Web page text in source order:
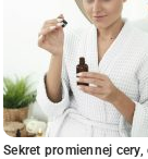
Sekret promiennej